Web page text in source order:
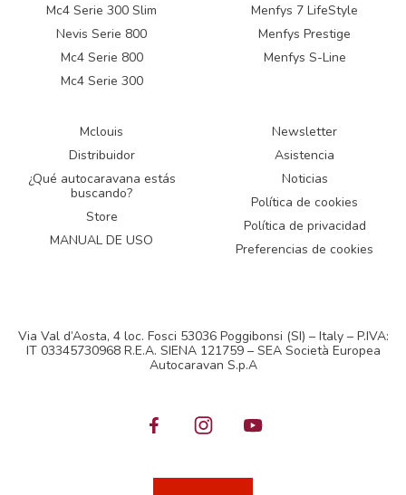
Mc4 Serie 300 Slim
Nevis Serie 800
Mc4 Serie 800
Mc4 Serie 300
Menfys 7 LifeStyle
Menfys Prestige
Menfys S-Line
Mclouis
Distribuidor
¿Qué autocaravana estás
buscando?
Store
MANUAL DE USO
Newsletter
Asistencia
Noticias
Política de cookies
Política de privacidad
Preferencias de cookies
Via Val d’Aosta, 4 loc. Fosci 53036 Poggibonsi (SI) – Italy – P.IVA:
IT 03345730968 R.E.A. SIENA 121759 – SEA Società Europea
Autocaravan S.p.A